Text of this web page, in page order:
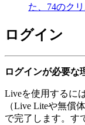
た、74のク
ログイン
ログインが必要な
Liveを使用するに
（Live Liteや無償
で完了します。す